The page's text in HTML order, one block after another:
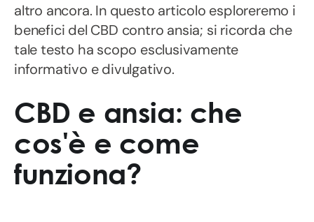
altro ancora. In questo articolo esploreremo i
benefici del CBD contro ansia; si ricorda che
tale testo ha scopo esclusivamente
informativo e divulgativo.
CBD e ansia: che
cos'è e come
funziona?